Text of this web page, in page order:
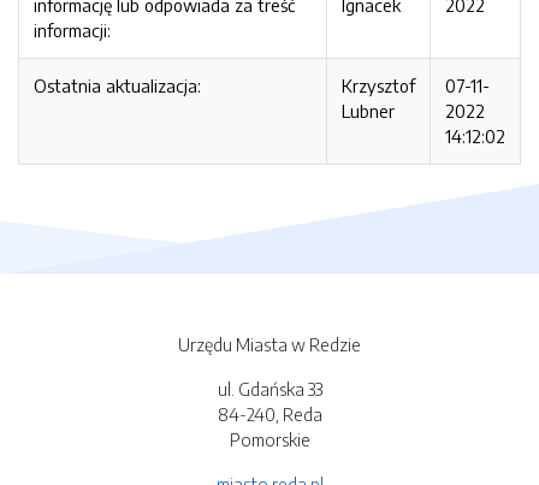
informację lub odpowiada za treść
informacji:
Ignacek
2022
Ostatnia aktualizacja:
Krzysztof
Lubner
07-11-
2022
14:12:02
Urzędu Miasta w Redzie
ul. Gdańska 33
84-240, Reda
Pomorskie